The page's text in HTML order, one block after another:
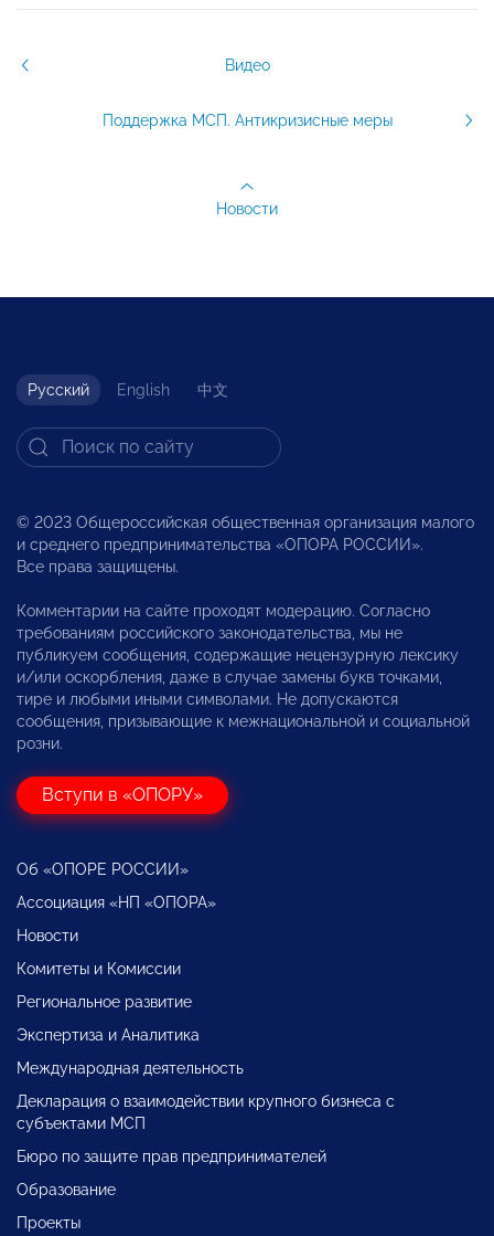
Видео
Поддержка МСП. Антикризисные меры
Новости
Русский English 中文
© 2023 Общероссийская общественная организация малого
и среднего предпринимательства «ОПОРА РОССИИ».
Все права защищены.
Комментарии на сайте проходят модерацию. Согласно
требованиям российского законодательства, мы не
публикуем сообщения, содержащие нецензурную лексику
и/или оскорбления, даже в случае замены букв точками,
тире и любыми иными символами. Не допускаются
сообщения, призывающие к межнациональной и социальной
розни.
Вступи в «ОПОРУ»
Об «ОПОРЕ РОССИИ»
Ассоциация «НП «ОПОРА»
Новости
Комитеты и Комиссии
Региональное развитие
Экспертиза и Аналитика
Международная деятельность
Декларация о взаимодействии крупного бизнеса с
субъектами МСП
Бюро по защите прав предпринимателей
Образование
Проекты